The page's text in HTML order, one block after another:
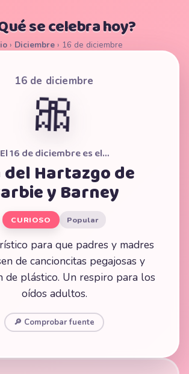
se celebra hoy?
› Diciembre› 16 de diciembre
16 de diciembre
🎀
El 16 de diciembre es el…
del Hartazgo de
y Barney
CURIOSO Popular
para que padres y madres
de cancioncitas pegajosas y
de plástico. Un respiro para los
oídos adultos.
🔎 Comprobar fuente